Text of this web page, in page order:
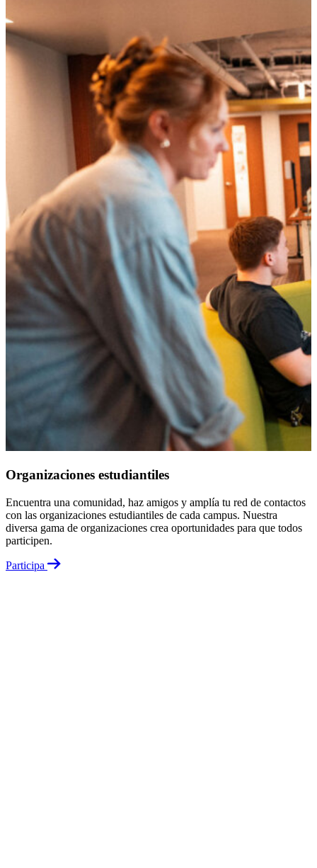
Organizaciones estudiantiles
Encuentra una comunidad, haz amigos y amplía tu red de contactos
con las organizaciones estudiantiles de cada campus. Nuestra
diversa gama de organizaciones crea oportunidades para que todos
participen.
Participa